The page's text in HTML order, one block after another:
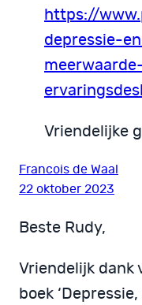
https://
depressie-
Vriendelijke
Francois de Waal
22 oktober 2023
Beste Rudy,
Vriendelijk dank
boek